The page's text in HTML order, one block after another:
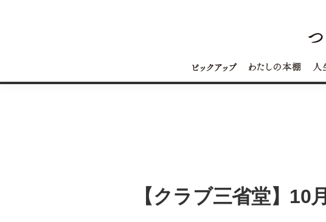
【クラブ三省堂】